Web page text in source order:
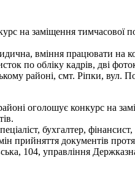
на заміщення тимчасової
вміння працювати на
по обліку кадрів, дві
районі, смт. Ріпки, вул.
оголошує конкурс на
бухгалтер,
прийняття документів
104, управління